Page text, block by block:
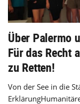
Über Palermo
Für das Recht
zu Retten!
Von der See in die